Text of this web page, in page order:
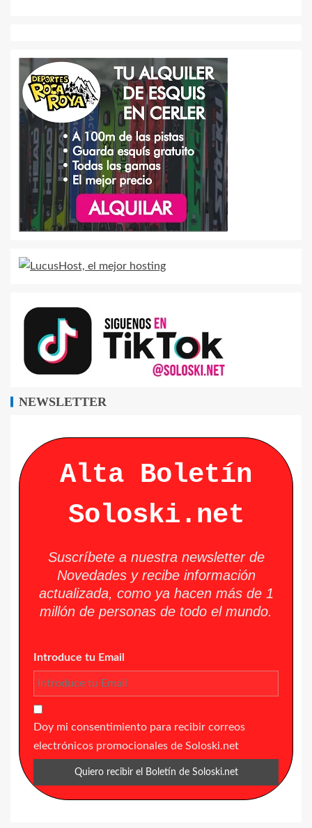
NEWSLETTER
Alta Boletín
Soloski.net
Suscríbete a nuestra newsletter de
Novedades y recibe información
actualizada, como ya hacen más de 1
millón de personas de todo el mundo.
Introduce tu Email
Doy mi consentimiento para recibir correos
electrónicos promocionales de Soloski.net